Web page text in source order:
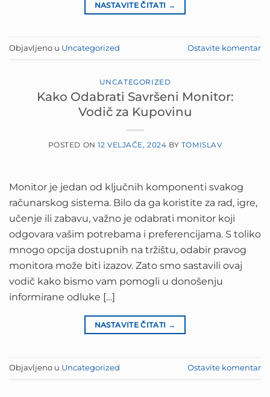
NASTAVITE ČITATI →
Objavljeno u Uncategorized Ostavite komentar
UNCATEGORIZED
Kako Odabrati Savršeni Monitor:
Vodič za Kupovinu
POSTED ON12 VELJAČE, 2024 BY TOMISLAV
Monitor je jedan od ključnih komponenti svakog
računarskog sistema. Bilo da ga koristite za rad, igre,
učenje ili zabavu, važno je odabrati monitor koji
odgovara vašim potrebama i preferencijama. S toliko
mnogo opcija dostupnih na tržištu, odabir pravog
monitora može biti izazov. Zato smo sastavili ovaj
vodič kako bismo vam pomogli u donošenju
informirane odluke […]
NASTAVITE ČITATI →
Objavljeno u Uncategorized Ostavite komentar